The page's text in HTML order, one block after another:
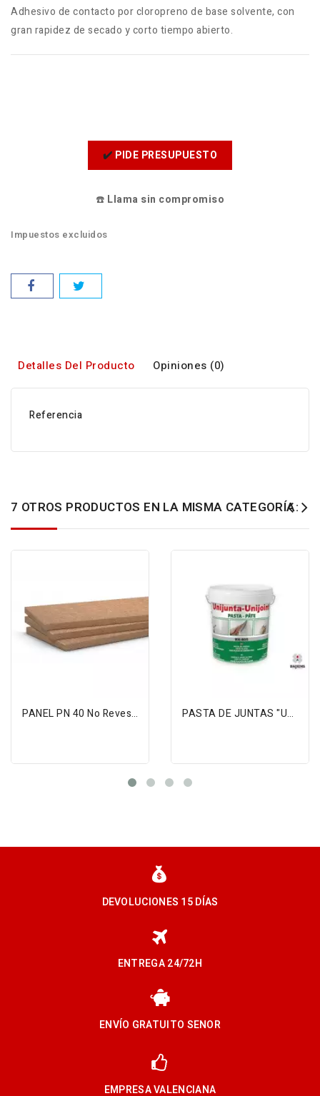
Adhesivo de contacto por cloropreno de base solvente, con
gran rapidez de secado y corto tiempo abierto.
✔️ PIDE PRESUPUESTO
☎️ Llama sin compromiso
Impuestos excluidos
Detalles Del Producto Opiniones (0)
Referencia
7 OTROS PRODUCTOS EN LA MISMA CATEGORÍA:
(CONSULTAR)
PANEL PN 40 No Revestido 1350*600*40...
☎️Llama sin
VIEW DETAIL
(CONSULTAR)
PASTA DE JUNTAS "UNIJUNTAS RX-805"...
☎️Llama sin
VIEW DETAIL
DEVOLUCIONES 15 DÍAS
ENTREGA 24/72H
ENVÍO GRATUITO SENOR
EMPRESA VALENCIANA